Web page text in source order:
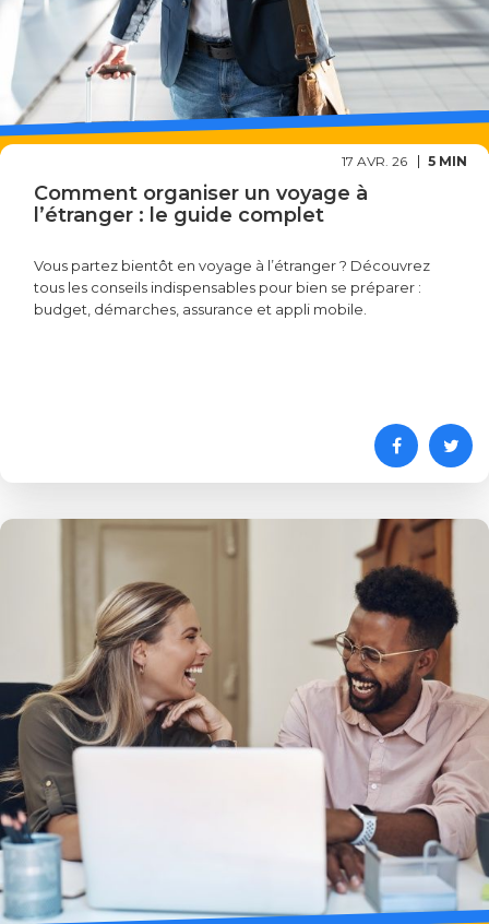
17 AVR. 26 5 MIN
Comment organiser un voyage à
l’étranger : le guide complet
Vous partez bientôt en voyage à l’étranger ? Découvrez
tous les conseils indispensables pour bien se préparer :
budget, démarches, assurance et appli mobile.